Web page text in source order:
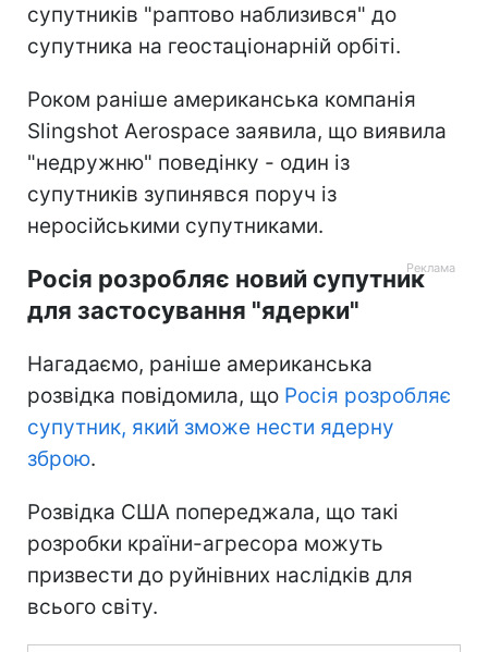
супутників "раптово наблизився" до
супутника на геостаціонарній орбіті.
Роком раніше американська компанія
Slingshot Aerospace заявила, що виявила
"недружню" поведінку - один із
супутників зупинявся поруч із
неросійськими супутниками.
Росія розробляє новий супутник
для застосування "ядерки"
Нагадаємо, раніше американська
розвідка повідомила, що Росія розробляє
супутник, який зможе нести ядерну
зброю.
Розвідка США попереджала, що такі
розробки країни-агресора можуть
призвести до руйнівних наслідків для
всього світу.